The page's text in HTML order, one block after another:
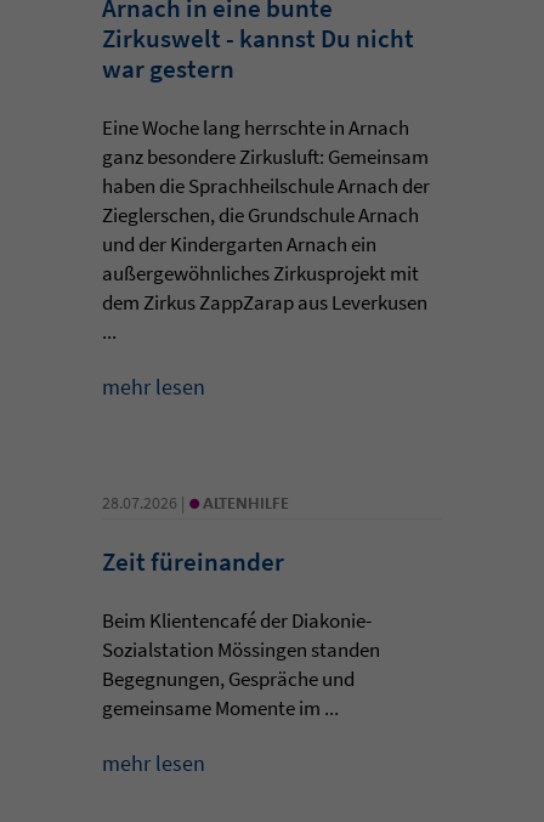
Arnach in eine bunte
Zirkuswelt - kannst Du nicht
war gestern
Eine Woche lang herrschte in Arnach
ganz besondere Zirkusluft: Gemeinsam
haben die Sprachheilschule Arnach der
Zieglerschen, die Grundschule Arnach
und der Kindergarten Arnach ein
außergewöhnliches Zirkusprojekt mit
dem Zirkus ZappZarap aus Leverkusen
...
mehr lesen
28.07.2026 | • ALTENHILFE
Zeit füreinander
Beim Klientencafé der Diakonie-
Sozialstation Mössingen standen
Begegnungen, Gespräche und
gemeinsame Momente im ...
mehr lesen